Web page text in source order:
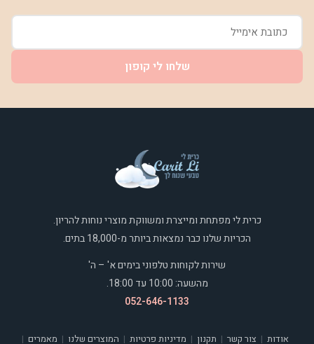
שלחו לי קופון
כרית לי מפתחת ומייצרת ומשווקת מוצרי נוחות להריון.
הכריות שלנו כבר נמצאות ביותר מ-18,000 בתים.
שירות לקוחות טלפוני בימים א' – ה'
מהשעה: 10:00 עד 18:00.
052-646-1133
אודות | צור קשר | תקנון | מדיניות פרטיות | המוצרים שלנו | מאמרים |